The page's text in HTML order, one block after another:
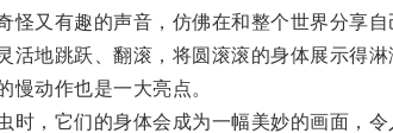
又有趣的声音，仿佛在和整个世界分享自
地跳跃、翻滚，将圆滚滚的身体展示得淋
动作也是一大亮点。
，它们的身体会成为一幅美妙的画面，令